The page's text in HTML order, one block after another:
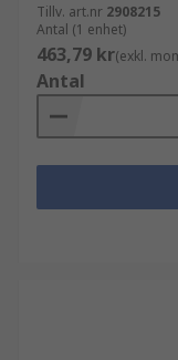
Tillv. art.nr 2908215
Antal (1 enhet)
463,79 kr(exkl.
Antal